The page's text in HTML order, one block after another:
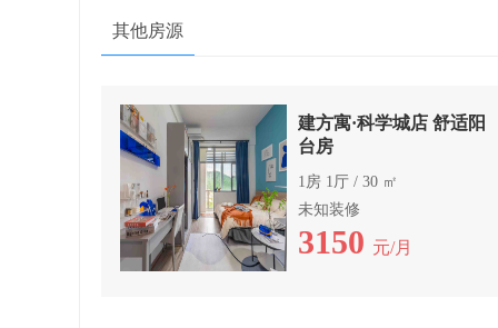
其他房源
建方寓·科学城店 舒适阳
台房
1房 1厅 / 30 ㎡
未知装修
3150 元/月